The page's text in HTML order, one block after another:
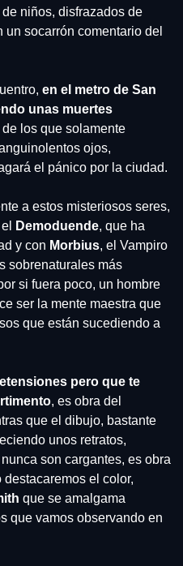
niños, disfrazados de
un socarrón comentario del
en el metro de San
unas muertes
los que solamente
ojos,
el pánico por la ciudad.
a estos misteriosos seres,
Demoduende, que ha
y con Morbius, el Vampiro
sobrenaturales más
si fuera poco, un hombre
ser la mente maestra que
que están sucediendo a
pero que te
, es obra del
que el dibujo, bastante
unos retratos,
son cargantes, es obra
destacaremos el color,
que se amalgama
que vamos observando en